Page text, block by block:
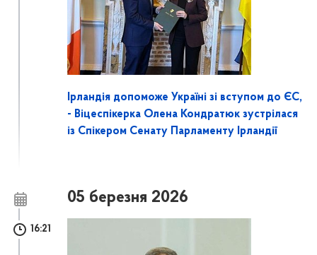
Ірландія допоможе Україні зі вступом до ЄС,
- Віцеспікерка Олена Кондратюк зустрілася
із Спікером Сенату Парламенту Ірландії
05 березня 2026
16:21